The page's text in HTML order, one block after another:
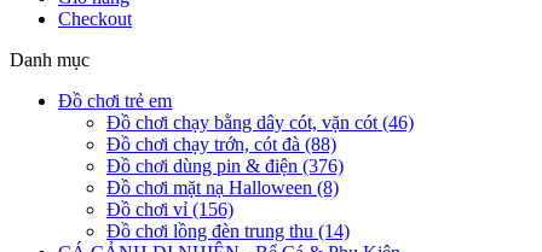
Checkout
Danh mục
Đồ chơi trẻ em
Đồ chơi chạy bằng dây cót, vặn cót (46)
Đồ chơi chạy trớn, cót đà (88)
Đồ chơi dùng pin & điện (376)
Đồ chơi mặt nạ Halloween (8)
Đồ chơi vỉ (156)
Đồ chơi lồng đèn trung thu (14)